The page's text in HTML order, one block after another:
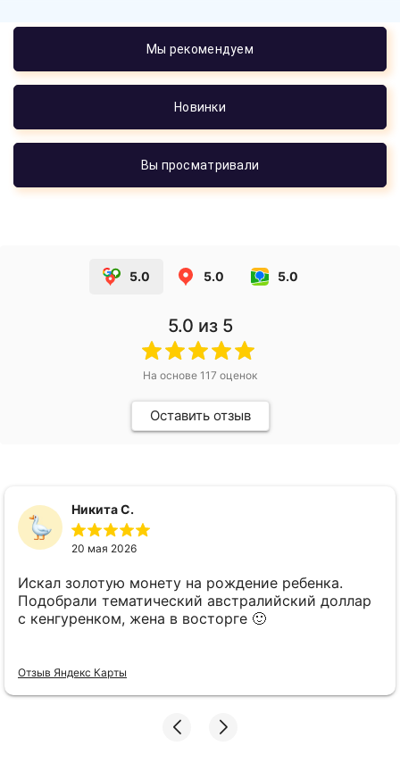
Мы рекомендуем
Новинки
Вы просматривали
5.0 5.0 5.0
5.0 из 5
На основе 117 оценок
Оставить отзыв
Никита С.
20 мая 2026
Искал золотую монету на рождение ребенка.
Подобрали тематический австралийский доллар
с кенгуренком, жена в восторге 🙂
Отзыв Яндекс Карты